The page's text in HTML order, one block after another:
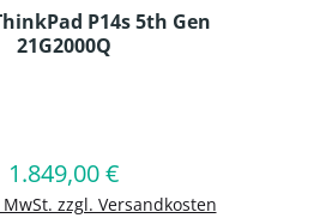
P14s 5th Gen
21G2000Q
Regulärer Preis:
1.849,00 €
zzgl. Versandkosten
den Warenkorb